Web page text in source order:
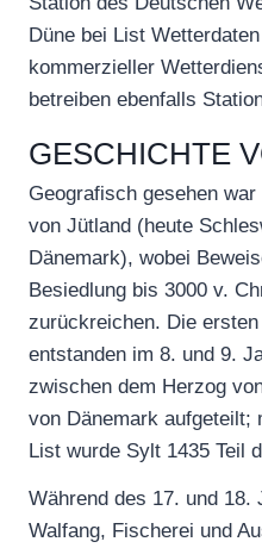
Düne bei List
kommerzieller
betreiben ebenfalls
GESCHICHTE
Geografisch gesehen
von Jütland (heute
Dänemark), wobei
Besiedlung bis 3000 v.
zurückreichen. Die
entstanden im 8. und 9.
zwischen dem Herzog
von Dänemark aufgeteilt;
List wurde Sylt 1435 Teil
Während des 17. und 18.
Walfang, Fischerei und